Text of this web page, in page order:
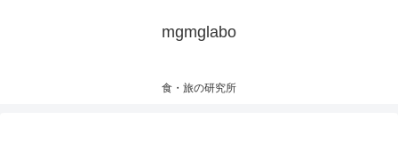
mgmglabo
食・旅の研究所